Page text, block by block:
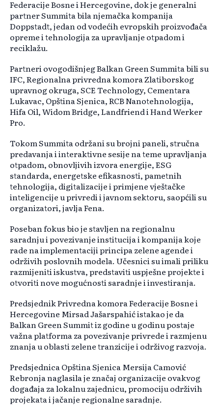
Federacije Bosne i Hercegovine, dok je generalni
partner Summita bila njemačka kompanija
Doppstadt, jedan od vodećih evropskih proizvođača
opreme i tehnologija za upravljanje otpadom i
reciklažu.
Partneri ovogodišnjeg Balkan Green Summita bili su
IFC, Regionalna privredna komora Zlatiborskog
upravnog okruga, SCE Technology, Cementara
Lukavac, Opština Sjenica, RCB Nanotehnologija,
Hifa Oil, Widom Bridge, Landfriend i Hand Werker
Pro.
Tokom Summita održani su brojni paneli, stručna
predavanja i interaktivne sesije na teme upravljanja
otpadom, obnovljivih izvora energije, ESG
standarda, energetske efikasnosti, pametnih
tehnologija, digitalizacije i primjene vještačke
inteligencije u privredi i javnom sektoru, saopćili su
organizatori, javlja Fena.
Poseban fokus bio je stavljen na regionalnu
saradnju i povezivanje institucija i kompanija koje
rade na implementaciji principa zelene agende i
održivih poslovnih modela. Učesnici su imali priliku
razmijeniti iskustva, predstaviti uspješne projekte i
otvoriti nove mogućnosti saradnje i investiranja.
Predsjednik Privredna komora Federacije Bosne i
Hercegovine Mirsad Jašarspahić istakao je da
Balkan Green Summit iz godine u godinu postaje
važna platforma za povezivanje privrede i razmjenu
znanja u oblasti zelene tranzicije i održivog razvoja.
Predsjednica Opština Sjenica Mersija Camović
Rebronja naglasila je značaj organizacije ovakvog
događaja za lokalnu zajednicu, promociju održivih
projekata i jačanje regionalne saradnje.